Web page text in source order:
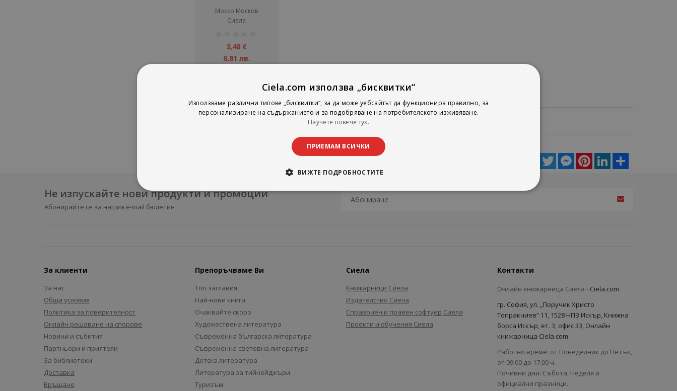
Моско Москов
Сиела
3,48 €
6,81 лв.
Покажи
Facebook
Twitter MessengerPinterestLinkedIn
Не изпускайте нови продукти и промоции
Абонирайте се за нашия e-mail бюлетин
За клиенти
За нас
Общи условия
Политика за поверителност
Онлайн решаване на спорове
Новини и събития
Партньори и приятели
За библиотеки
Доставка
Връщане
Препоръчваме Ви
Топ заглавия
Най-нови книги
Очаквайте скоро
Художествена литература
Съвременна българска литература
Съвременна световна литература
Детска литература
Литература за тийнейджъри
Туризъм
Сиела
Книжарници Сиела
Издателство Сиела
Справочен и правен софтуер Сиела
Проекти и обучения Сиела
Контакти
Онлайн книжарница Сиела - Ciela.com
гр. София, ул. „Поручик Христо
Топракчиев“ 11, 1528 НПЗ Искър, Книжна
борса Искър, ет. 3, офис 33, Онлайн
книжарница Ciela.com
Работно време: от Понеделник до Петък,
от 09:00 до 17:00 ч.
Почивни дни: Събота, Неделя и
официални празници.
Ciela.com използва „бисквитки“
Използваме различни типове „бисквитки“, за да може уебсайтът да функционира правилно, за
персонализиране на съдържанието и за подобряване на потребителското изживяване.
Научете повече тук.
ПРИЕМАМ ВСИЧКИ
ВИЖТЕ ПОДРОБНОСТИТЕ